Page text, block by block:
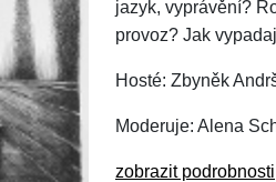
jazyk, vyprávění?
provoz? Jak
Hosté: Zbyněk
Moderuje: Alena
zobrazit podrobnosti